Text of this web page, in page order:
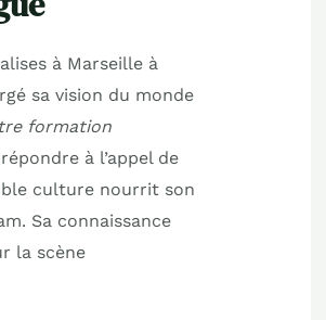
à Marseille à
sa vision du monde
formation
à l’appel de
culture nourrit son
Sa connaissance
la scène